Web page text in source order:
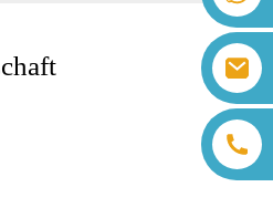
Sanborn Guo